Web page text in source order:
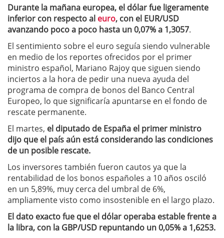
Durante la mañana europea, el dólar fue ligeramente
inferior con respecto al euro, con el EUR/USD
avanzando poco a poco hasta un 0,07% a 1,3057.
El sentimiento sobre el euro seguía siendo vulnerable
en medio de los reportes ofrecidos por el primer
ministro español, Mariano Rajoy que siguen siendo
inciertos a la hora de pedir una nueva ayuda del
programa de compra de bonos del Banco Central
Europeo, lo que significaría apuntarse en el fondo de
rescate permanente.
El martes, el diputado de España el primer ministro
dijo que el país aún está considerando las condiciones
de un posible rescate.
Los inversores también fueron cautos ya que la
rentabilidad de los bonos españoles a 10 años osciló
en un 5,89%, muy cerca del umbral de 6%,
ampliamente visto como insostenible en el largo plazo.
El dato exacto fue que el dólar operaba estable frente a
la libra, con la GBP/USD repuntando un 0,05% a 1,6253.